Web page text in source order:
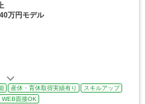
万円モデル
産休・育休取得実績有り
スキルアップ
WEB面接OK